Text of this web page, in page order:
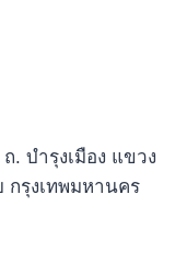
. บำรุงเมือง แขวง
กรุงเทพมหานคร